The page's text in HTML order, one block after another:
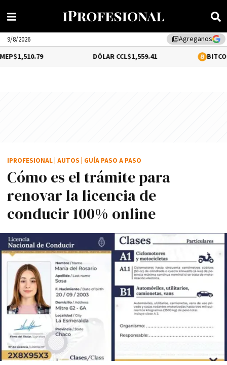
library_addAgreganos
9/8/2026
$1,559.41 0.18%
Cómo es el trámite para
renovar la licencia de
conducir 100% online
IPROFESIONAL AUTOS GUÍA PASO A PASO